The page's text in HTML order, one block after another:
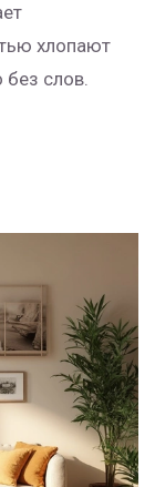
хлопают
слов.